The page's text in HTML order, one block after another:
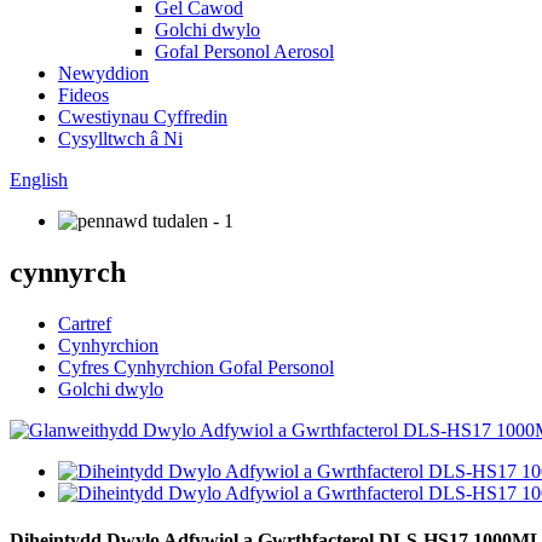
Gel Cawod
Golchi dwylo
Gofal Personol Aerosol
Newyddion
Fideos
Cwestiynau Cyffredin
Cysylltwch â Ni
English
cynnyrch
Cartref
Cynhyrchion
Cyfres Cynhyrchion Gofal Personol
Golchi dwylo